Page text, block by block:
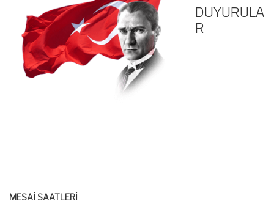
DUYURULA
R
MESAİ SAATLERİ